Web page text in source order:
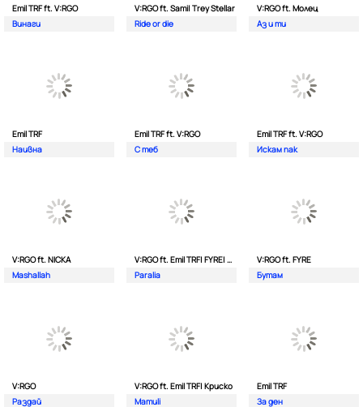
Emil TRF ft. V:RGO
Винаги
V:RGO ft. Sami| Trey Stellar
Ride or die
V:RGO ft. Молец
Аз и ти
Emil TRF
Наивна
Emil TRF ft. V:RGO
С теб
Emil TRF ft. V:RGO
Искам пак
V:RGO ft. NICKA
Mashallah
V:RGO ft. Emil TRF| FYRE| 2Bona
Paralia
V:RGO ft. FYRE
Бутам
V:RGO
Раздай
V:RGO ft. Emil TRF| Криско
Mamuli
Emil TRF
За ден